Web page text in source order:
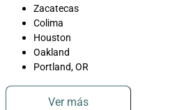
Zacatecas
Colima
Houston
Oakland
Portland, OR
Ver más